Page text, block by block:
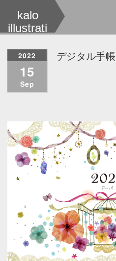
kalo
illustrati
2022
15
Sep
デジタル手